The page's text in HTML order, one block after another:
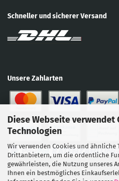
Diese Webseite verwendet
Technologien
Wir verwenden Cookies und ähnliche
Drittanbietern, um die ordentliche
gewährleisten, die Nutzung unseres
Ihnen ein bestmögliches
Schneller und sicherer Versand
Unsere Zahlarten